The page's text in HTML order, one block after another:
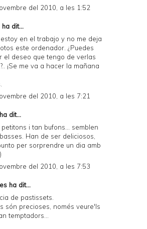
del 2010, a les 1:52
ha dit...
estoy en el trabajo y no me deja
este ordenador. ¿Puedes
el deseo que tengo de verlas
¡Se me va a hacer la mañana
del 2010, a les 7:21
ha dit...
i tan bufons... semblen
Han de ser deliciosos,
per sorprendre un dia amb
del 2010, a les 7:53
ha dit...
de pastissets.
són precioses, només veure'ls
temptadors...